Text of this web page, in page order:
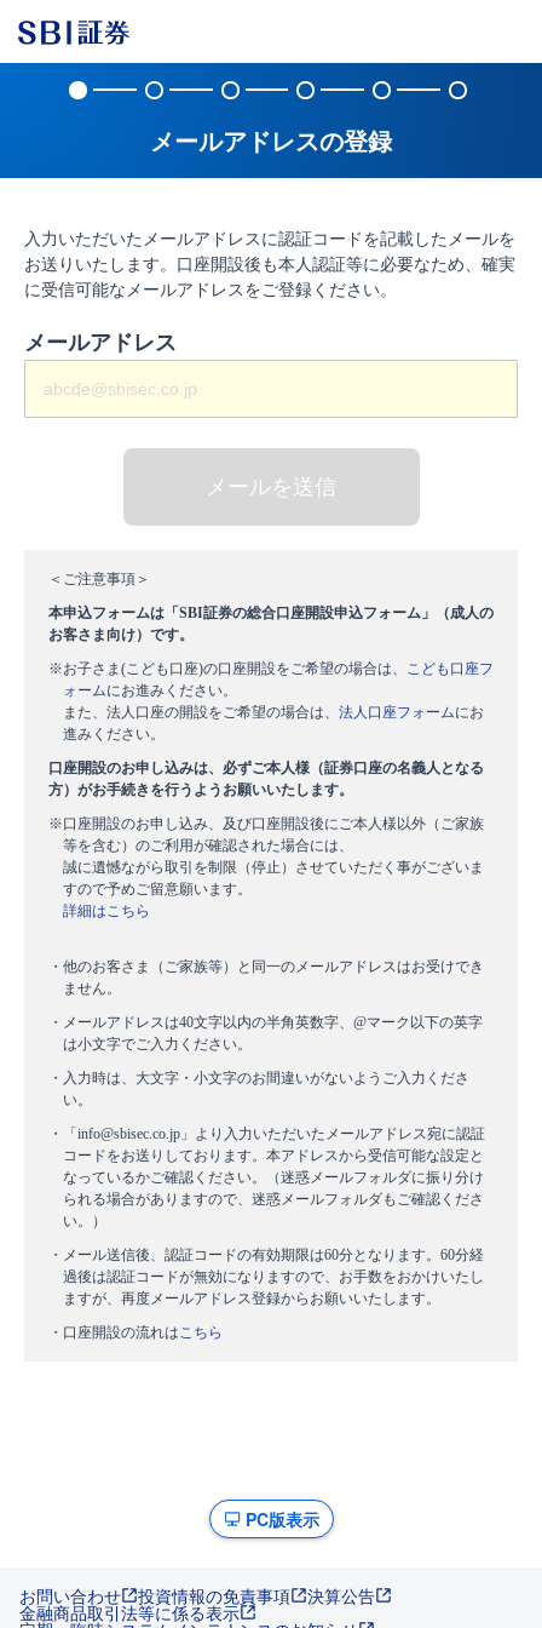
メールアドレスの登録
入力いただいたメールアドレスに認証コードを記載したメールを
お送りいたします。口座開設後も本人認証等に必要なため、確実
に受信可能なメールアドレスをご登録ください。
メールアドレス
メールを送信
＜ご注意事項＞
本申込フォームは「SBI証券の総合口座開設申込フォーム」（成人の
お客さま向け）です。
※お子さま(こども口座)の口座開設をご希望の場合は、 こども口座フ
ォームにお進みください。
また、法人口座の開設をご希望の場合は、 法人口座フォームにお
進みください。
口座開設のお申し込みは、必ずご本人様（証券口座の名義人となる
方）がお手続きを行うようお願いいたします。
※口座開設のお申し込み、及び口座開設後にご本人様以外（ご家族
等を含む）のご利用が確認された場合には、
誠に遺憾ながら取引を制限（停止）させていただく事がございま
すので予めご留意願います。
詳細はこちら
・他のお客さま（ご家族等）と同一のメールアドレスはお受けでき
ません。
・メールアドレスは40文字以内の半角英数字、@マーク以下の英字
は小文字でご入力ください。
・入力時は、大文字・小文字のお間違いがないようご入力くださ
い。
・「info@sbisec.co.jp」より入力いただいたメールアドレス宛に認証
コードをお送りしております。本アドレスから受信可能な設定と
なっているかご確認ください。（迷惑メールフォルダに振り分け
られる場合がありますので、迷惑メールフォルダもご確認くださ
い。）
・メール送信後、認証コードの有効期限は60分となります。60分経
過後は認証コードが無効になりますので、お手数をおかけいたし
ますが、再度メールアドレス登録からお願いいたします。
・口座開設の流れはこちら
PC版表示
お問い合わせ 投資情報の免責事項 決算公告
金融商品取引法等に係る表示